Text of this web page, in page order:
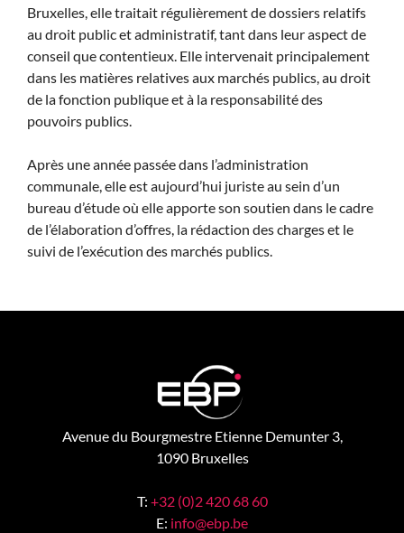
Bruxelles, elle traitait régulièrement de dossiers relatifs
au droit public et administratif, tant dans leur aspect de
conseil que contentieux. Elle intervenait principalement
dans les matières relatives aux marchés publics, au droit
de la fonction publique et à la responsabilité des
pouvoirs publics.
Après une année passée dans l’administration
communale, elle est aujourd’hui juriste au sein d’un
bureau d’étude où elle apporte son soutien dans le cadre
de l’élaboration d’offres, la rédaction des charges et le
suivi de l’exécution des marchés publics.
Avenue du Bourgmestre Etienne Demunter 3,
1090 Bruxelles
T: +32 (0)2 420 68 60
E: info@ebp.be